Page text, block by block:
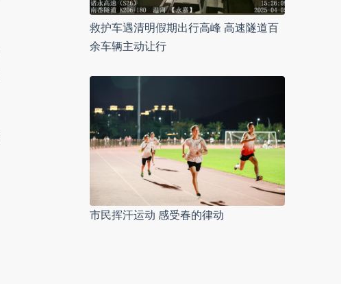
救护车遇清明假期出行高峰 高速隧道百
余车辆主动让行
市民挥汗运动 感受春的律动